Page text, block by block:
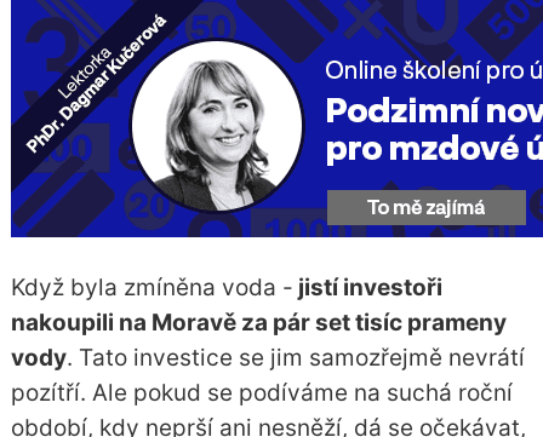
Když byla zmíněna voda - jistí investoři
nakoupili na Moravě za pár set tisíc prameny
vody. Tato investice se jim samozřejmě nevrátí
pozítří. Ale pokud se podíváme na suchá roční
období, kdy neprší ani nesněží, dá se očekávat,